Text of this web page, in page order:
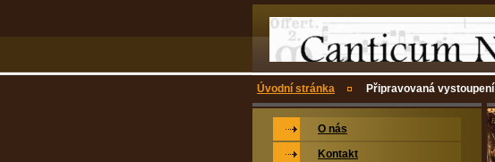
Úvodní stránka Připravovaná vystoupení
O nás
Kontakt